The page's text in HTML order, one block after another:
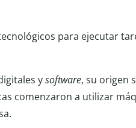
para ejecutar
ysoftware, su origen
comenzaron a utilizar